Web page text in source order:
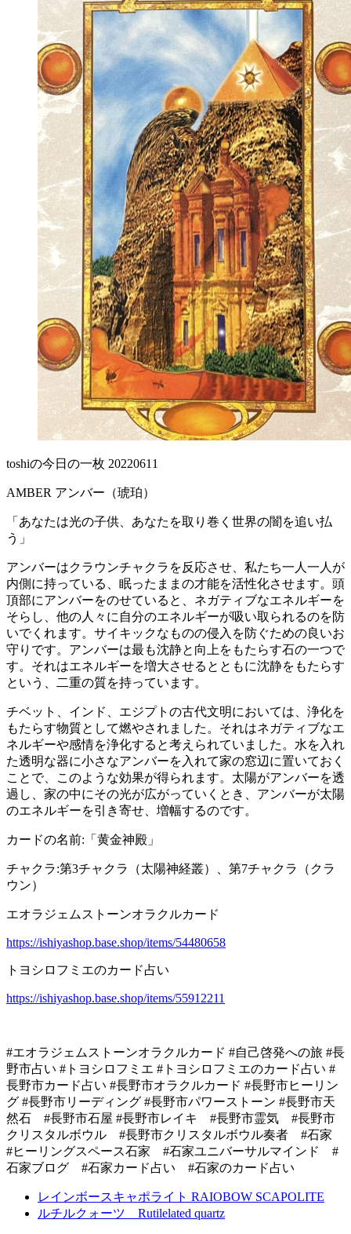
toshiの今日の一枚 20220611
AMBER アンバー（琥珀）
「あなたは光の子供、あなたを取り巻く世界の闇を追い払
う」
アンバーはクラウンチャクラを反応させ、私たち一人一人が
内側に持っている、眠ったままの才能を活性化させます。頭
頂部にアンバーをのせていると、ネガティブなエネルギーを
そらし、他の人々に自分のエネルギーが吸い取られるのを防
いでくれます。サイキックなものの侵入を防ぐための良いお
守りです。アンバーは最も沈静と向上をもたらす石の一つで
す。それはエネルギーを増大させるとともに沈静をもたらす
という、二重の質を持っています。
チベット、インド、エジプトの古代文明においては、浄化を
もたらす物質として燃やされました。それはネガティブなエ
ネルギーや感情を浄化すると考えられていました。水を入れ
た透明な器に小さなアンバーを入れて家の窓辺に置いておく
ことで、このような効果が得られます。太陽がアンバーを透
過し、家の中にその光が広がっていくとき、アンバーが太陽
のエネルギーを引き寄せ、増幅するのです。
カードの名前:「黄金神殿」
チャクラ:第3チャクラ（太陽神経叢）、第7チャクラ（クラ
ウン）
エオラジェムストーンオラクルカード
https://ishiyashop.base.shop/items/54480658
トヨシロフミエのカード占い
https://ishiyashop.base.shop/items/55912211
#エオラジェムストーンオラクルカード #自己啓発への旅 #長
野市占い #トヨシロフミエ #トヨシロフミエのカード占い #
長野市カード占い #長野市オラクルカード #長野市ヒーリン
グ #長野市リーディング #長野市パワーストーン #長野市天
然石 #長野市石屋 #長野市レイキ #長野市霊気 #長野市
クリスタルボウル #長野市クリスタルボウル奏者 #石家
#ヒーリングスペース石家 #石家ユニバーサルマインド #
石家ブログ #石家カード占い #石家のカード占い
レインボースキャポライト RAIOBOW SCAPOLITE
ルチルクォーツ Rutilelated quartz